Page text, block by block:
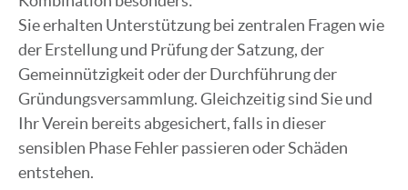
Sie erhalten Unterstützung bei zentralen Fragen wie
der Erstellung und Prüfung der Satzung, der
Gemeinnützigkeit oder der Durchführung der
Gründungsversammlung. Gleichzeitig sind Sie und
Ihr Verein bereits abgesichert, falls in dieser
sensiblen Phase Fehler passieren oder Schäden
entstehen.